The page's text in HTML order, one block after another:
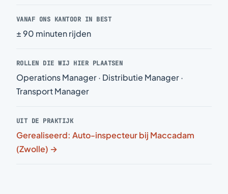
VANAF ONS KANTOOR IN BEST
± 90 minuten rijden
ROLLEN DIE WIJ HIER PLAATSEN
Operations Manager · Distributie Manager ·
Transport Manager
UIT DE PRAKTIJK
Gerealiseerd: Auto-inspecteur bij Maccadam
(Zwolle) →